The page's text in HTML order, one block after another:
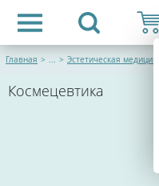
Главная > ... > Эстетическая медицина
Космецевтика